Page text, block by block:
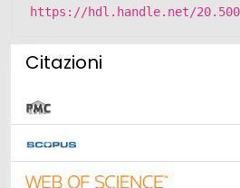
https://hdl.handle.net/
Citazioni